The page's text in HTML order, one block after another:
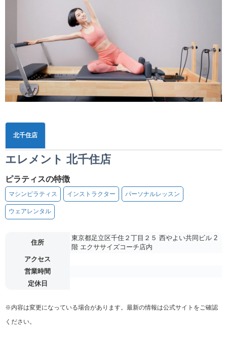
北千住店
エレメント 北千住店
ピラティスの特徴
マシンピラティス インストラクター パーソナルレッスン
ウェアレンタル
住所
東京都足立区千住２丁目２５ 西やよい共同ビル 2
階 エクササイズコーチ店内
アクセス
営業時間
定休日
※内容は変更になっている場合があります。最新の情報は公式サイトをご確認
ください。